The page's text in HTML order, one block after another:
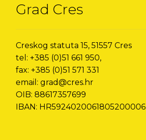
Grad Cres
Creskog statuta 15, 51557 Cres
tel: +385 (0)51 661 950,
fax: +385 (0)51 571 331
email: grad@cres.hr
OIB: 88617357699
IBAN: HR5924020061805200006